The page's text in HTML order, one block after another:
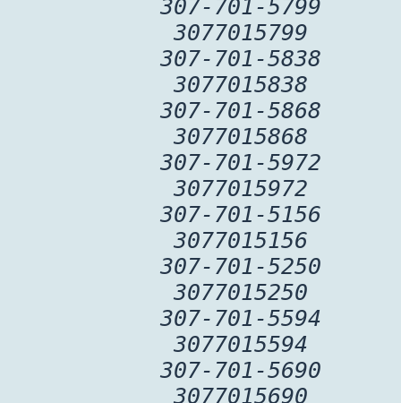
307-701-5799
3077015799
307-701-5838
3077015838
307-701-5868
3077015868
307-701-5972
3077015972
307-701-5156
3077015156
307-701-5250
3077015250
307-701-5594
3077015594
307-701-5690
3077015690